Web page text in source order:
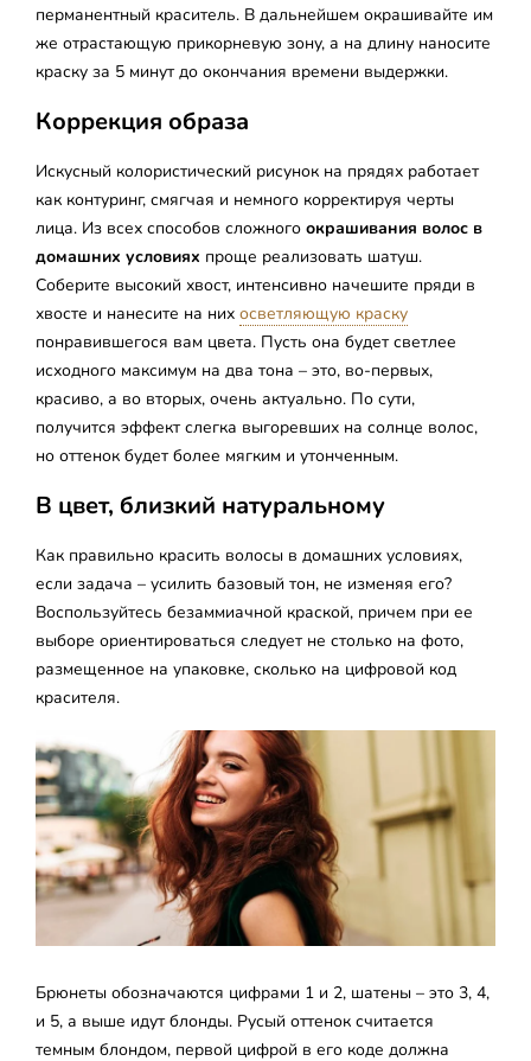
перманентный краситель. В дальнейшем окрашивайте им
же отрастающую прикорневую зону, а на длину наносите
краску за 5 минут до окончания времени выдержки.
Коррекция образа
Искусный колористический рисунок на прядях работает
как контуринг, смягчая и немного корректируя черты
лица. Из всех способов сложного окрашивания волос в
домашних условиях проще реализовать шатуш.
Соберите высокий хвост, интенсивно начешите пряди в
хвосте и нанесите на них осветляющую краску
понравившегося вам цвета. Пусть она будет светлее
исходного максимум на два тона – это, во-первых,
красиво, а во вторых, очень актуально. По сути,
получится эффект слегка выгоревших на солнце волос,
но оттенок будет более мягким и утонченным.
В цвет, близкий натуральному
Как правильно красить волосы в домашних условиях,
если задача – усилить базовый тон, не изменяя его?
Воспользуйтесь безаммиачной краской, причем при ее
выборе ориентироваться следует не столько на фото,
размещенное на упаковке, сколько на цифровой код
красителя.
Брюнеты обозначаются цифрами 1 и 2, шатены – это 3, 4,
и 5, а выше идут блонды. Русый оттенок считается
темным блондом, первой цифрой в его коде должна